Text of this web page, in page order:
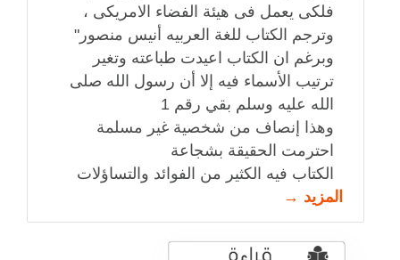
فلكى يعمل فى هيئة الفضاء الامريكى ،
وترجم الكتاب للغة العربيه أنيس منصور"
وبرغم ان الكتاب اعيدت طباعته وتغير
ترتيب الأسماء فيه إلا أن رسول الله صلى
الله عليه وسلم بقي رقم 1
وهذا إنصاف من شخصية غير مسلمة
احترمت الحقيقة بشجاعة
الكتاب فيه الكثير من الفوائد والتساؤلات
المزيد →